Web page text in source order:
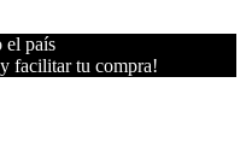
el país
facilitar tu compra!